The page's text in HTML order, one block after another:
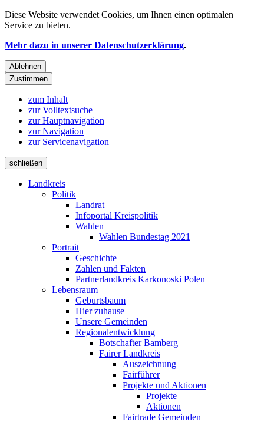
Diese Website verwendet Cookies, um Ihnen einen optimalen
Service zu bieten.
Mehr dazu in unserer Datenschutzerklärung.
Ablehnen
Zustimmen
zum Inhalt
zur Volltextsuche
zur Hauptnavigation
zur Navigation
zur Servicenavigation
schließen
Landkreis
Politik
Landrat
Infoportal Kreispolitik
Wahlen
Wahlen Bundestag 2021
Portrait
Geschichte
Zahlen und Fakten
Partnerlandkreis Karkonoski Polen
Lebensraum
Geburtsbaum
Hier zuhause
Unsere Gemeinden
Regionalentwicklung
Botschafter Bamberg
Fairer Landkreis
Auszeichnung
Fairführer
Projekte und Aktionen
Projekte
Aktionen
Fairtrade Gemeinden